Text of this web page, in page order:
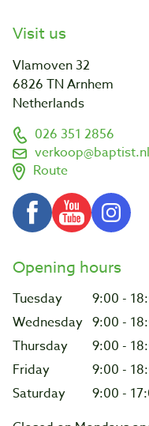
Visit us
Vlamoven 32
6826 TN Arnhem
Netherlands
026 351 2856
verkoop@baptist.nl
Route
Opening hours
Tuesday
9:00 -
Wednesday 9:00 -
Thursday
9:00 -
Friday
9:00 -
Saturday
9:00 -